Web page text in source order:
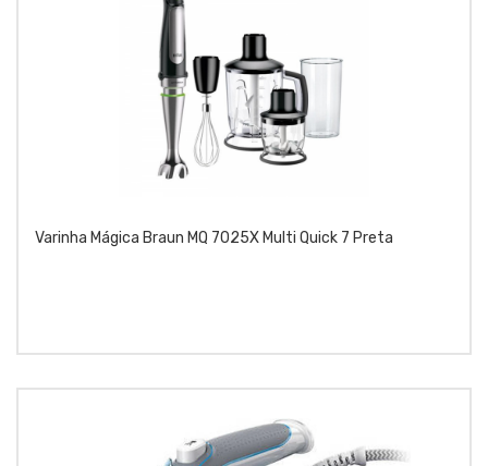
Varinha Mágica Braun MQ 7025X Multi Quick 7 Preta